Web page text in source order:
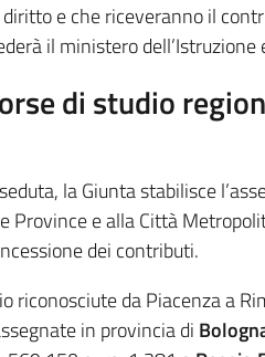
e che riceveranno il
il ministero dell’Istruzione
di studio
la Giunta stabilisce
Province e alla Città
dei contributi.
riconosciute da Piacenza a
in provincia di